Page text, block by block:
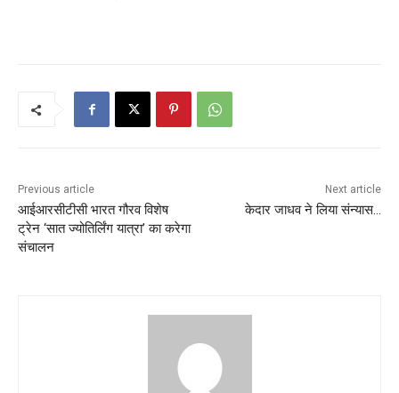
Previous article
आईआरसीटीसी भारत गौरव विशेष
ट्रेन ‘सात ज्योतिर्लिंग यात्रा’ का करेगा
संचालन
Next article
केदार जाधव ने लिया संन्यास…